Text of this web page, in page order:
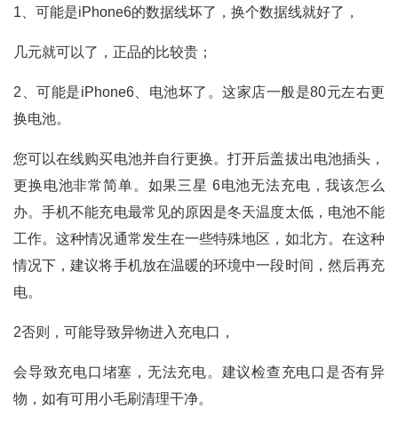
1、可能是iPhone6的数据线坏了，换个数据线就好了，
几元就可以了，正品的比较贵；
2、可能是iPhone6、电池坏了。这家店一般是80元左右更
换电池。
您可以在线购买电池并自行更换。打开后盖拔出电池插头，
更换电池非常简单。如果三星 6电池无法充电，我该怎么
办。手机不能充电最常见的原因是冬天温度太低，电池不能
工作。这种情况通常发生在一些特殊地区，如北方。在这种
情况下，建议将手机放在温暖的环境中一段时间，然后再充
电。
2否则，可能导致异物进入充电口，
会导致充电口堵塞，无法充电。建议检查充电口是否有异
物，如有可用小毛刷清理干净。